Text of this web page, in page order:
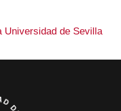
Universidad de Sevilla